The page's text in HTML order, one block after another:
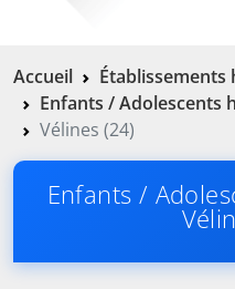
Accueil
Établissements
Enfants / Adolescents
Vélines (24)
Enfants /